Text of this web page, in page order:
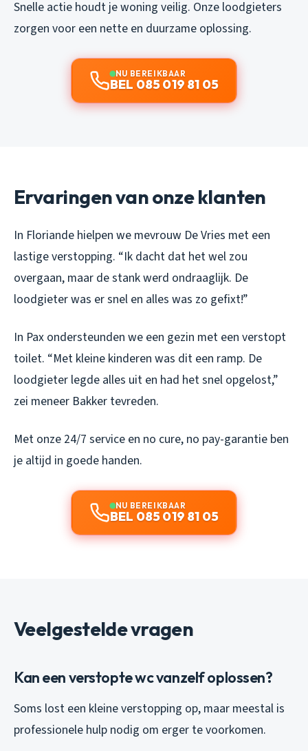
Snelle actie houdt je woning veilig. Onze loodgieters
zorgen voor een nette en duurzame oplossing.
NU BEREIKBAAR
BEL 085 019 81 05
Ervaringen van onze klanten
In Floriande hielpen we mevrouw De Vries met een
lastige verstopping. “Ik dacht dat het wel zou
overgaan, maar de stank werd ondraaglijk. De
loodgieter was er snel en alles was zo gefixt!”
In Pax ondersteunden we een gezin met een verstopt
toilet. “Met kleine kinderen was dit een ramp. De
loodgieter legde alles uit en had het snel opgelost,”
zei meneer Bakker tevreden.
Met onze 24/7 service en no cure, no pay-garantie ben
je altijd in goede handen.
NU BEREIKBAAR
BEL 085 019 81 05
Veelgestelde vragen
Kan een verstopte wc vanzelf oplossen?
Soms lost een kleine verstopping op, maar meestal is
professionele hulp nodig om erger te voorkomen.